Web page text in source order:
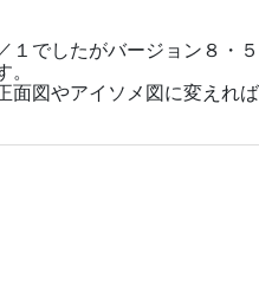
１でしたがバージョン８・５
。
面図やアイソメ図に変えれば